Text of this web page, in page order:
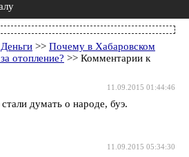
>> Почему в Хабаровском
отопление? >> Комментарии к
11.09.2015 01:44:46
думать о народе, буэ.
11.09.2015 05:34:30